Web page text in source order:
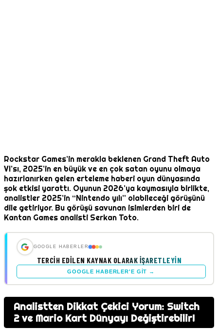
Rockstar Games’in merakla beklenen Grand Theft Auto
VI’sı, 2025’in en büyük ve en çok satan oyunu olmaya
hazırlanırken gelen erteleme haberi oyun dünyasında
şok etkisi yarattı. Oyunun 2026’ya kaymasıyla birlikte,
analistler 2025’in “Nintendo yılı” olabileceği görüşünü
dile getiriyor. Bu görüşü savunan isimlerden biri de
Kantan Games analisti Serkan Toto.
GOOGLE HABERLER
TERCIH EDILEN KAYNAK OLARAK İŞARETLEYIN
GOOGLE HABERLER'E GIT →
Analistten Dikkat Çekici Yorum: Switch
2 ve Mario Kart Dünyayı Değiştirebilir!